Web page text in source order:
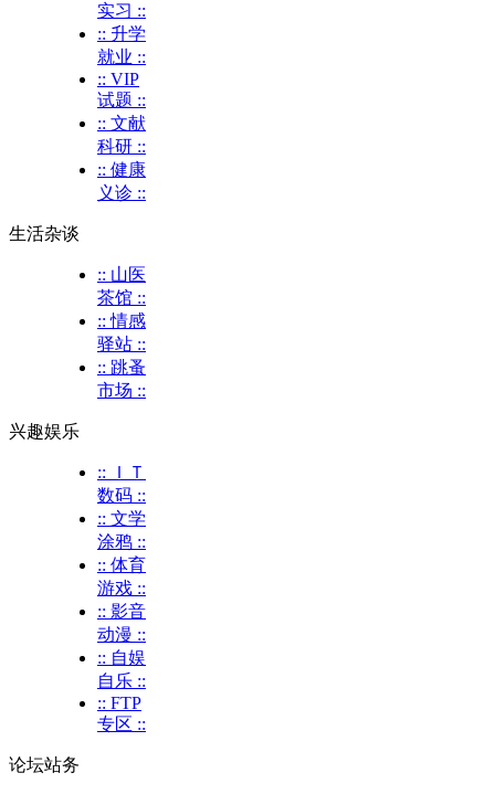
实习 ::
:: 升学
就业 ::
:: VIP
试题 ::
:: 文献
科研 ::
:: 健康
义诊 ::
生活杂谈
:: 山医
茶馆 ::
:: 情感
驿站 ::
:: 跳蚤
市场 ::
兴趣娱乐
:: ＩＴ
数码 ::
:: 文学
涂鸦 ::
:: 体育
游戏 ::
:: 影音
动漫 ::
:: 自娱
自乐 ::
:: FTP
专区 ::
论坛站务